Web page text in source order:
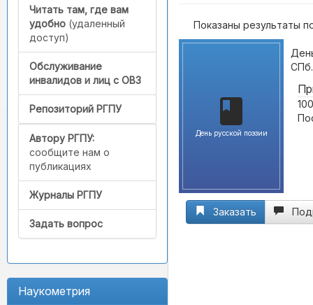
Читать там, где вам
удобно (удаленный
доступ)
Обслуживание
инвалидов и лиц с ОВЗ
Репозиторий РГПУ
Автору РГПУ:
сообщите нам о
публикациях
Журналы РГПУ
Задать вопрос
Наукометрия
Показаны результаты
День русской поэзии
Заказать